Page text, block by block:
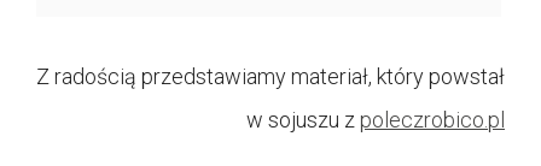
Z radością przedstawiamy materiał, który powstał
w sojuszu z poleczrobico.pl